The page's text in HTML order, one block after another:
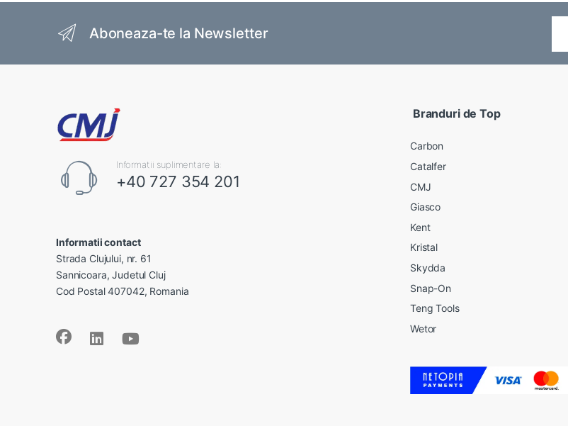
Aboneaza-te la Newsletter
Informatii suplimentare la:
+40 727 354 201
Informatii contact
Strada Clujului, nr. 61
Sannicoara, Judetul Cluj
Cod Postal 407042, Romania
Branduri de Top
Carbon
Catalfer
CMJ
Giasco
Kent
Kristal
Skydda
Snap-On
Teng Tools
Wetor